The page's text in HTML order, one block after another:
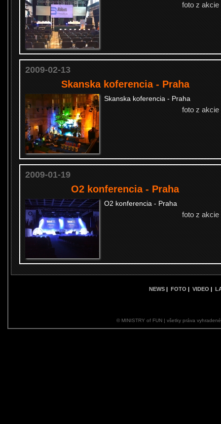
foto z akcie
2009-02-13
Skanska koferencia - Praha
Skanska koferencia - Praha
foto z akcie
2009-01-19
O2 konferencia - Praha
O2 konferencia - Praha
foto z akcie
NEWS | FOTO | VIDEO |
© MINISTRY of FUN | všetky práva